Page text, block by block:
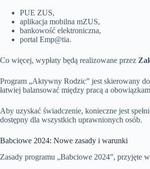
PUE ZUS,
aplikacja mobilna mZUS,
bankowość elektroniczna,
portal Emp@tia.
Co więcej, wypłaty będą realizowane przez
Program „Aktywny Rodzic” jest skierowany
łatwiej balansować między pracą a
Aby uzyskać świadczenie, konieczne jest
dostępny dla wszystkich uprawnionych osób.
Babciowe 2024: Nowe zasady i warunki
Zasady programu „Babciowe 2024”, przyjęte